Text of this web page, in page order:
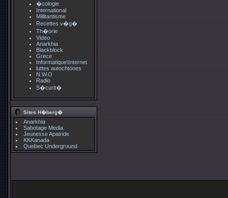
�cologie
International
Millitantisme
Recettes v�g�
Th�orie
Video
Anarkhia
Blackblock
Grece
Informatique\Internet
luttes autochtones
N.W.O
Radio
S�curit�
Sites H�berg�
Anarkhia
Sabotage Media
Jeunesse Apatride
KKKanada
Quebec Underground